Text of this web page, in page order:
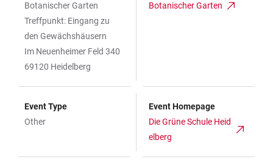
Botanischer Garten
Treffpunkt: Eingang zu
den Gewächshäusern
Im Neuenheimer Feld 340
69120 Heidelberg
Botanischer Garten
Event Type
Other
Event Homepage
Die Grüne Schule Heid
elberg